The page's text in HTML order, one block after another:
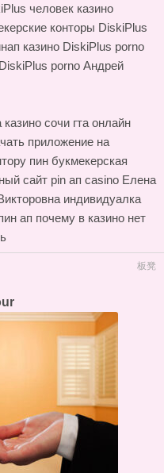
человек казино
конторы DiskiPlus
казино DiskiPlus porno
porno Андрей
казино сочи гта онлайн
приложение на
пин букмекерская
сайт pin ап casino Елена
индивидуалка
ап почему в казино нет
板凳